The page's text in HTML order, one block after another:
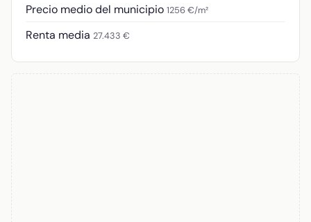
Precio medio del municipio 1256 €/m²
Renta media 27.433 €